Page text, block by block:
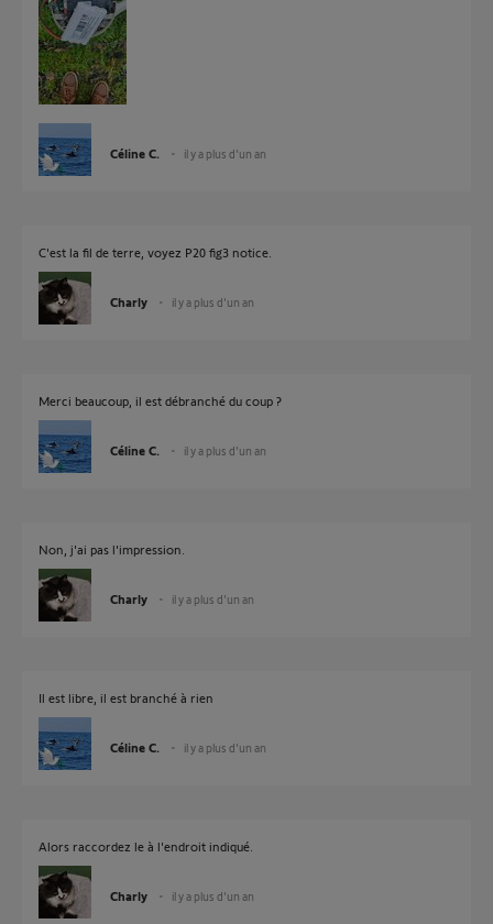
Céline C. il y a plus d'un an
C'est la fil de terre, voyez P20 fig3 notice.
Charly il y a plus d'un an
Merci beaucoup, il est débranché du coup ?
Céline C. il y a plus d'un an
Non, j'ai pas l'impression.
Charly il y a plus d'un an
Il est libre, il est branché à rien
Céline C. il y a plus d'un an
Alors raccordez le à l'endroit indiqué.
Charly il y a plus d'un an